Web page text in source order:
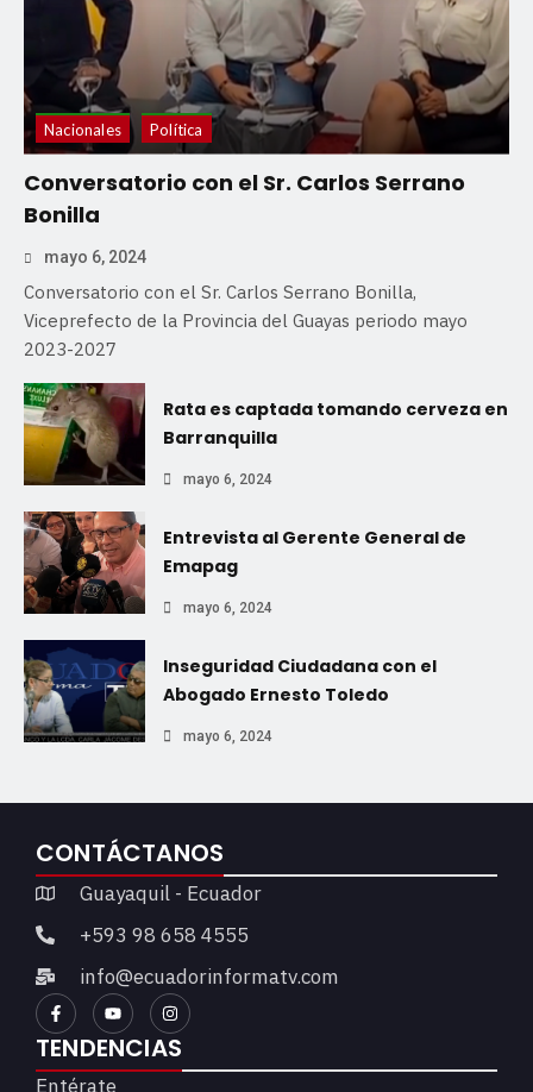
Nacionales Política
Conversatorio con el Sr. Carlos Serrano
Bonilla
mayo 6, 2024
Conversatorio con el Sr. Carlos Serrano Bonilla,
Viceprefecto de la Provincia del Guayas periodo mayo
2023-2027
Rata es captada tomando cerveza en
Barranquilla
mayo 6, 2024
Entrevista al Gerente General de
Emapag
mayo 6, 2024
Inseguridad Ciudadana con el
Abogado Ernesto Toledo
mayo 6, 2024
CONTÁCTANOS
Guayaquil - Ecuador
+593 98 658 4555
info@ecuadorinformatv.com
TENDENCIAS
Entérate